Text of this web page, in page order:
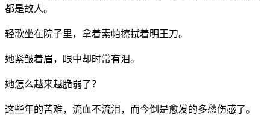
都是故人。
轻歌坐在院子里，拿着素帕擦拭着明王刀。
她紧皱着眉，眼中却时常有泪。
她怎么越来越脆弱了？
这些年的苦难，流血不流泪，而今倒是愈发的多愁伤感了。